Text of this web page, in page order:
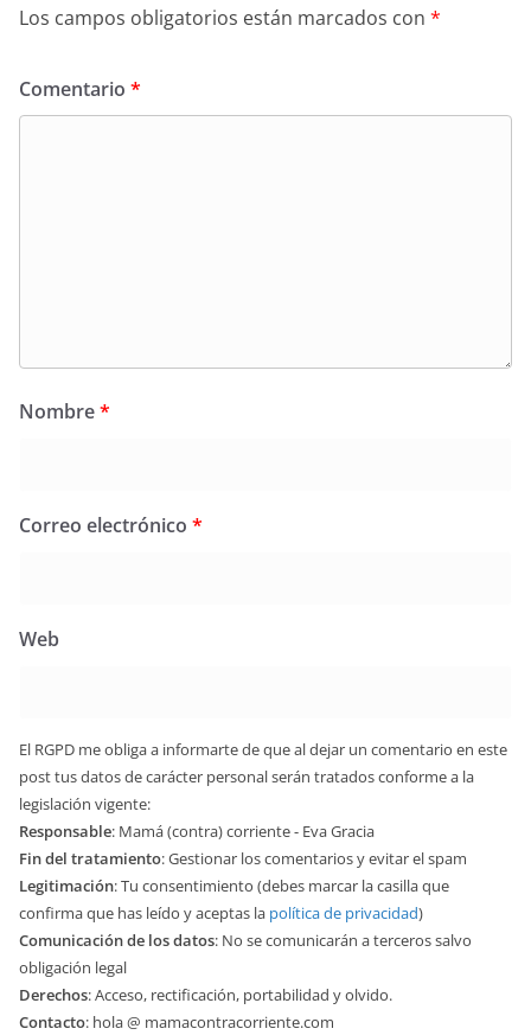
Los campos obligatorios están marcados con *
Comentario *
Nombre*
Correo electrónico *
Web
El RGPD me obliga a informarte de que al dejar un comentario en este
post tus datos de carácter personal serán tratados conforme a la
legislación vigente:
Responsable: Mamá (contra) corriente - Eva Gracia
Fin del tratamiento: Gestionar los comentarios y evitar el spam
Legitimación: Tu consentimiento (debes marcar la casilla que
confirma que has leído y aceptas la política de privacidad)
Comunicación de los datos: No se comunicarán a terceros salvo
obligación legal
Derechos: Acceso, rectificación, portabilidad y olvido.
Contacto: hola @ mamacontracorriente.com